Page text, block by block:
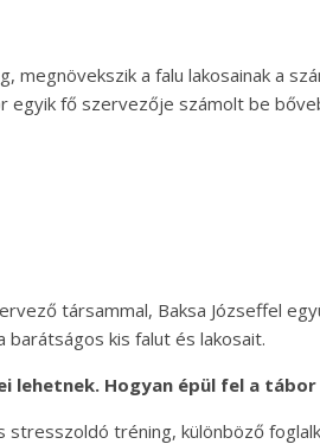
a falu lakosainak a
egyik fő szervezője számolt be
társammal, Baksa Józseffel
kis falut és lakosait.
lehetnek. Hogyan épül fel a
tréning, különböző